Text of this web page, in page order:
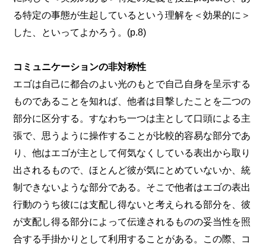
る特定の事態が生起しているという理解を＜効果的に＞
した、といってよかろう。(p.8)
コミュニケーションの非対称性
エゴは自己に都合のよい光のもとで自己自身を呈示する
ものであることを知れば、他者は目撃したことを二つの
部分に区分する。すなわち一つは主として口頭による主
張で、思うように操作することが比較的容易な部分であ
り、他はエゴが主として何気なくしている表出から取り
出されるもので、ほとんど彼が気にとめていないか、統
制できないような部分である。そこで他者はエゴの表出
行動のうち彼には支配し得ないと考えられる部分を、彼
が支配し得る部分によって伝達されるものの妥当性を照
合する手掛かりとして利用することがある。この際、コ